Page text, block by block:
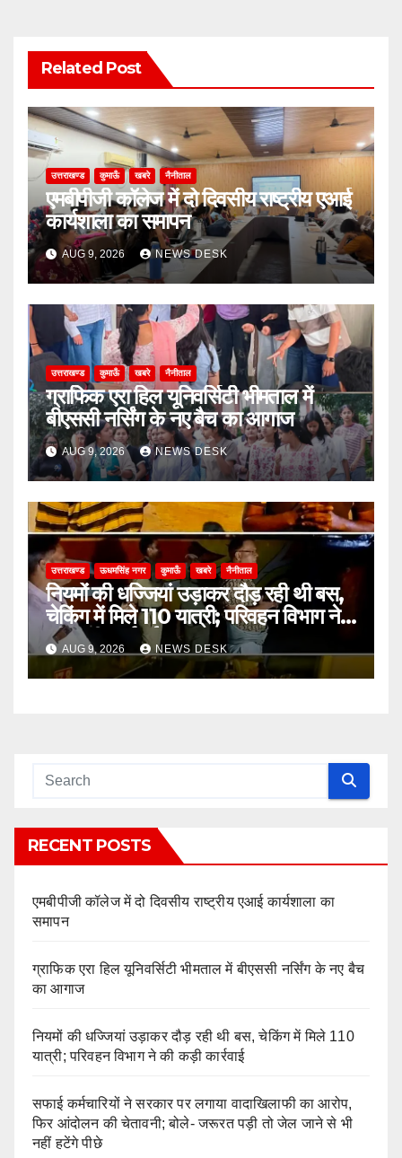
Related Post
उत्तराखण्ड कुमाऊँ खबरे नैनीताल
एमबीपीजी कॉलेज में दो दिवसीय राष्ट्रीय एआई
कार्यशाला का समापन
AUG 9, 2026 NEWS DESK
उत्तराखण्ड कुमाऊँ खबरे नैनीताल
ग्राफिक एरा हिल यूनिवर्सिटी भीमताल में
बीएससी नर्सिंग के नए बैच का आगाज
AUG 9, 2026 NEWS DESK
उत्तराखण्ड ऊधमसिंह नगर कुमाऊँ खबरे नैनीताल
नियमों की धज्जियां उड़ाकर दौड़ रही थी बस,
चेकिंग में मिले 110 यात्री; परिवहन विभाग ने
की कड़ी कार्रवाई
AUG 9, 2026 NEWS DESK
RECENT POSTS
एमबीपीजी कॉलेज में दो दिवसीय राष्ट्रीय एआई कार्यशाला का
समापन
ग्राफिक एरा हिल यूनिवर्सिटी भीमताल में बीएससी नर्सिंग के नए बैच
का आगाज
नियमों की धज्जियां उड़ाकर दौड़ रही थी बस, चेकिंग में मिले 110
यात्री; परिवहन विभाग ने की कड़ी कार्रवाई
सफाई कर्मचारियों ने सरकार पर लगाया वादाखिलाफी का आरोप,
फिर आंदोलन की चेतावनी; बोले- जरूरत पड़ी तो जेल जाने से भी
नहीं हटेंगे पीछे